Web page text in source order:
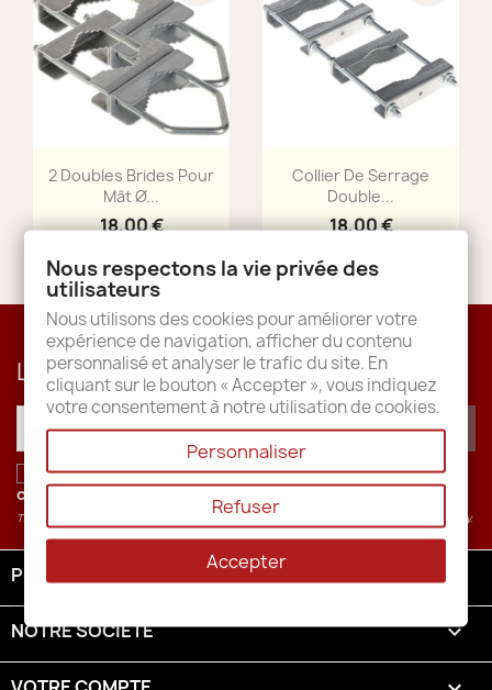
Aperçu rapide
2 Doubles Brides Pour
Mât Ø...
18,00 €
Aperçu rapide
Collier De Serrage
Double...
18,00 €
Lettre d'informations
J'accepte les conditions générales et lapolitique de
confidentialité.
This site is protected by recaptcha and the Google Privacy Policy apply.
PRODUITS 
NOTRE SOCIÉTÉ 
Nous respectons la vie privée des
utilisateurs
Nous utilisons des cookies pour améliorer votre
expérience de navigation, afficher du contenu
personnalisé et analyser le trafic du site. En
cliquant sur le bouton « Accepter », vous indiquez
votre consentement à notre utilisation de cookies.
Personnaliser
Refuser
Accepter